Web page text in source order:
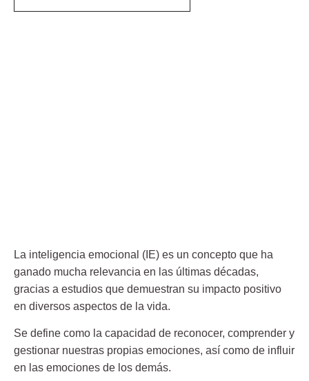
La inteligencia emocional (IE) es un concepto que ha
ganado mucha relevancia en las últimas décadas,
gracias a estudios que demuestran su impacto positivo
en diversos aspectos de la vida.
Se define como la capacidad de reconocer, comprender y
gestionar nuestras propias emociones, así como de influir
en las emociones de los demás.